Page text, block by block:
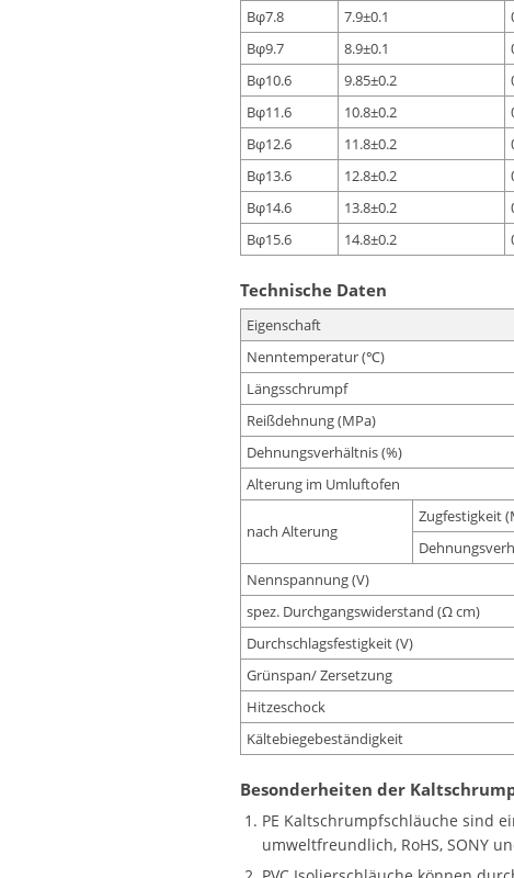
Bφ7.8
7.9±0.1
Bφ9.7
8.9±0.1
Bφ10.6
9.85±0.2
Bφ11.6
10.8±0.2
Bφ12.6
11.8±0.2
Bφ13.6
12.8±0.2
Bφ14.6
13.8±0.2
Bφ15.6
14.8±0.2
Technische Daten
Eigenschaft
Nenntemperatur (℃)
Längsschrumpf
Reißdehnung (MPa)
Dehnungsverhältnis (%)
Alterung im Umluftofen
nach Alterung
Zugfestigkeit
Nennspannung (V)
spez. Durchgangswiderstand (Ω cm)
Durchschlagsfestigkeit (V)
Grünspan/ Zersetzung
Hitzeschock
Kältebiegebeständigkeit
Besonderheiten der
PE Kaltschrumpfschläuche sind
umweltfreundlich, RoHS, SONY